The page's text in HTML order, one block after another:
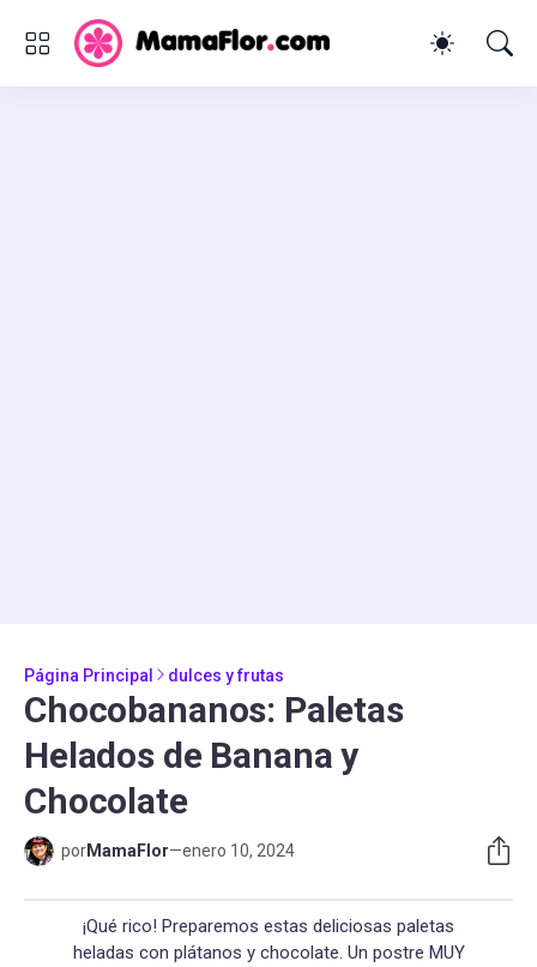
Página Principal dulces y frutas
Chocobananos: Paletas
Helados de Banana y
Chocolate
porMamaFlor—enero 10, 2024
¡Qué rico! Preparemos estas deliciosas paletas
heladas con plátanos y chocolate. Un postre MUY